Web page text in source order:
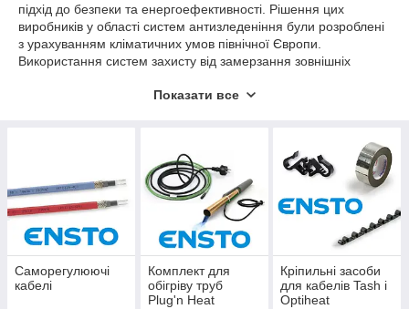
підхід до безпеки та енергоефективності. Рішення цих
виробників у області систем антизледеніння були розроблені
з урахуванням кліматичних умов північної Європи.
Використання систем захисту від замерзання зовнішніх
безпеки і функціональності об'єктів нерухомості, а простота
Показати все
Саморегулюючі
кабелі
Комплект для
обігріву труб
Plug'n Heat
Кріпильні засоби
для кабелів Tash і
Optiheat